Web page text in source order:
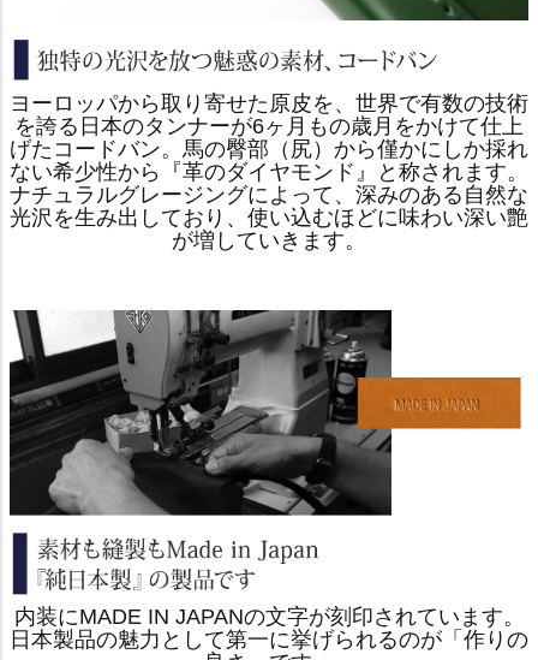
ヨーロッパから取り寄せた原皮を、世界で有数の技術
を誇る日本のタンナーが6ヶ月もの歳月をかけて仕上
げたコードバン。馬の臀部（尻）から僅かにしか採れ
ない希少性から『革のダイヤモンド』と称されます。
ナチュラルグレージングによって、深みのある自然な
光沢を生み出しており、使い込むほどに味わい深い艶
が増していきます。
内装にMADE IN JAPANの文字が刻印されています。
日本製品の魅力として第一に挙げられるのが「作りの